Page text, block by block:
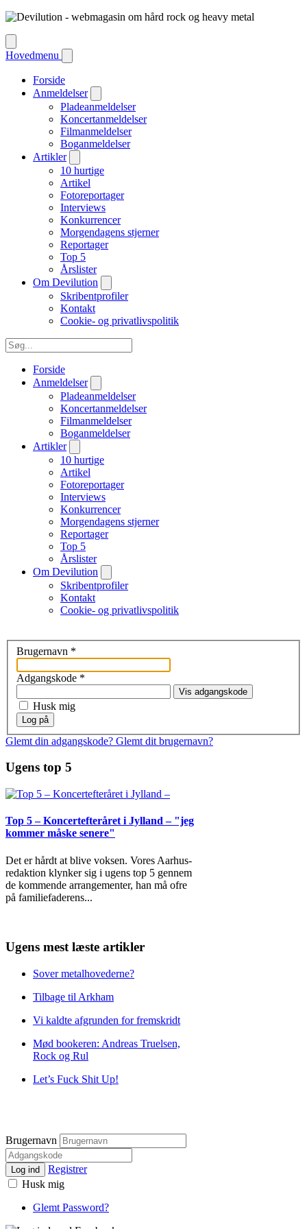
Hovedmenu
Forside
Anmeldelser
Pladeanmeldelser
Koncertanmeldelser
Filmanmeldelser
Boganmeldelser
Artikler
10 hurtige
Artikel
Fotoreportager
Interviews
Konkurrencer
Morgendagens stjerner
Reportager
Top 5
Årslister
Om Devilution
Skribentprofiler
Kontakt
Cookie- og privatlivspolitik
Forside
Anmeldelser
Pladeanmeldelser
Koncertanmeldelser
Filmanmeldelser
Boganmeldelser
Artikler
10 hurtige
Artikel
Fotoreportager
Interviews
Konkurrencer
Morgendagens stjerner
Reportager
Top 5
Årslister
Om Devilution
Skribentprofiler
Kontakt
Cookie- og privatlivspolitik
Brugernavn *
Adgangskode *
Vis adgangskode
Husk mig
Log på
Glemt din adgangskode? Glemt dit brugernavn?
Ugens top 5
Top 5 – Koncertefteråret i Jylland – "jeg
kommer måske senere"
Det er hårdt at blive voksen. Vores Aarhus-
redaktion klynker sig i ugens top 5 gennem
de kommende arrangementer, han må ofre
på familiefaderens...
Ugens mest læste artikler
Sover metalhovederne?
Tilbage til Arkham
Vi kaldte afgrunden for fremskridt
Mød bookeren: Andreas Truelsen,
Rock og Rul
Let’s Fuck Shit Up!
Brugernavn
Log ind
Registrer
Husk mig
Glemt Password?